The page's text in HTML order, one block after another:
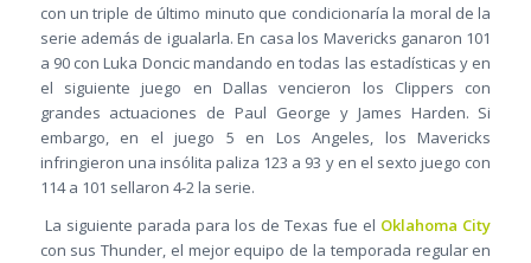
con un triple de último minuto que condicionaría la moral de la
serie además de igualarla. En casa los Mavericks ganaron 101
a 90 con Luka Doncic mandando en todas las estadísticas y en
el siguiente juego en Dallas vencieron los Clippers con
grandes actuaciones de Paul George y James Harden. Si
embargo, en el juego 5 en Los Angeles, los Mavericks
infringieron una insólita paliza 123 a 93 y en el sexto juego con
114 a 101 sellaron 4-2 la serie.
La siguiente parada para los de Texas fue el Oklahoma City
con sus Thunder, el mejor equipo de la temporada regular en